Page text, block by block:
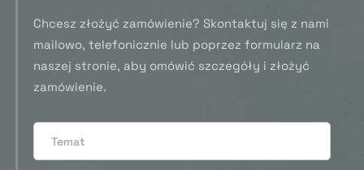
Chcesz złożyć zamówienie? Skontaktuj się z nami
mailowo, telefonicznie lub poprzez formularz na
naszej stronie, aby omówić szczegóły i złożyć
zamówienie.